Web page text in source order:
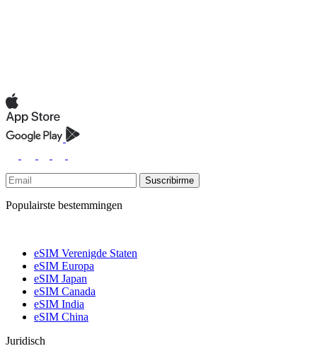
Suscribirme
Populairste bestemmingen
eSIM Verenigde Staten
eSIM Europa
eSIM Japan
eSIM Canada
eSIM India
eSIM China
Juridisch